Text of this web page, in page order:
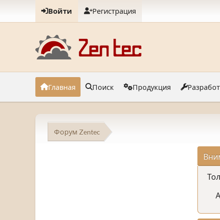
Войти Регистрация
Главная Поиск Продукция
Форум Zentec